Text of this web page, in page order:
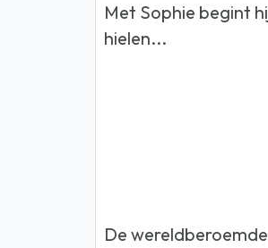
Met Sophie begint
hielen...
De